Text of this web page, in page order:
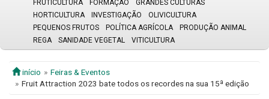
FRUTICULTURA
FORMAÇÃO
GRANDES CULTURAS
HORTICULTURA
INVESTIGAÇÃO
OLIVICULTURA
PEQUENOS FRUTOS
POLÍTICA AGRÍCOLA
PRODUÇÃO ANIMAL
REGA
SANIDADE VEGETAL VITICULTURA
início
Feiras & Eventos
Fruit Attraction 2023 bate todos os recordes na sua 15ª edição